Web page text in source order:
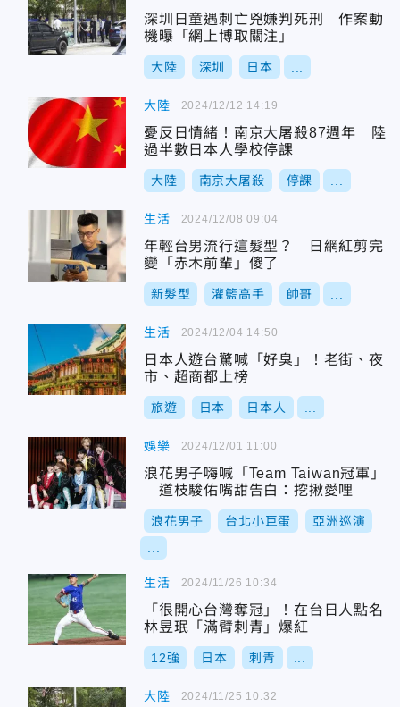
深圳日童遇刺亡兇嫌判死刑 作案動
機曝「網上博取關注」
大陸 深圳 日本
大陸
憂反日情緒！南京大屠殺87週年 陸
過半數日本人學校停課
大陸 南京大屠殺 停課
2024/12/12 14:19
生活
年輕台男流行這髮型？ 日網紅剪完
變「赤木前輩」傻了
新髮型 灌籃高手 帥哥
2024/12/08 09:04
生活
日本人遊台驚喊「好臭」！老街、夜
市、超商都上榜
旅遊 日本 日本人
2024/12/04 14:50
娛樂
浪花男子嗨喊「Team Taiwan冠軍」
道枝駿佑嘴甜告白：挖揪愛哩
浪花男子 台北小巨蛋 亞洲巡演
2024/12/01 11:00
生活
「很開心台灣奪冠」！在台日人點名
林昱珉「滿臂刺青」爆紅
12強 日本 刺青
2024/11/26 10:34
大陸 2024/11/25 10:32